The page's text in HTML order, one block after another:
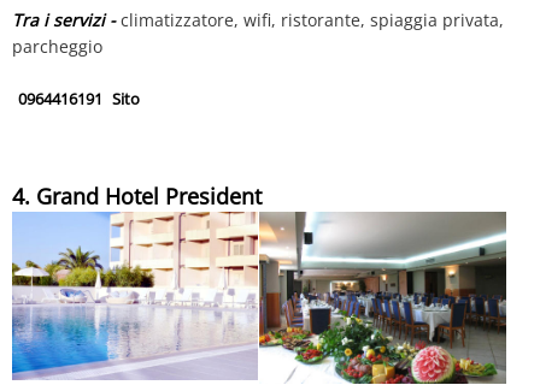
Tra i servizi -climatizzatore, wifi, ristorante, spiaggia privata,
parcheggio
0964416191 Sito
4. Grand Hotel President